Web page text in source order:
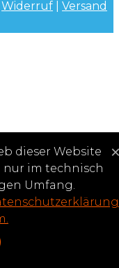
Widerruf
Versand
dieser Website
nur im technisch
Umfang.